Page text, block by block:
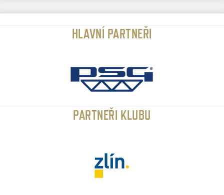
HLAVNÍ PARTNEŘI
PARTNEŘI KLUBU